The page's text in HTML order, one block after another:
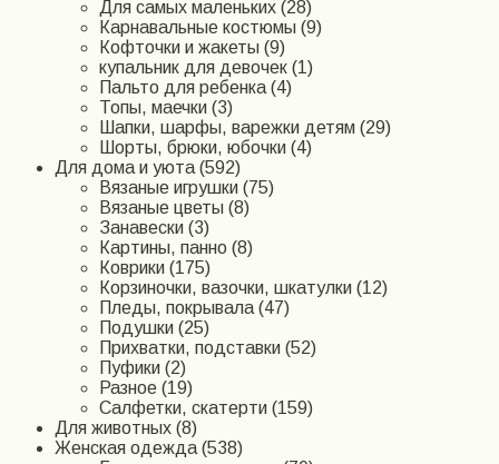
Для самых маленьких (28)
Карнавальные костюмы (9)
Кофточки и жакеты (9)
купальник для девочек (1)
Пальто для ребенка (4)
Топы, маечки (3)
Шапки, шарфы, варежки детям (29)
Шорты, брюки, юбочки (4)
Для дома и уюта (592)
Вязаные игрушки (75)
Вязаные цветы (8)
Занавески (3)
Картины, панно (8)
Коврики (175)
Корзиночки, вазочки, шкатулки (12)
Пледы, покрывала (47)
Подушки (25)
Прихватки, подставки (52)
Пуфики (2)
Разное (19)
Салфетки, скатерти (159)
Для животных (8)
Женская одежда (538)